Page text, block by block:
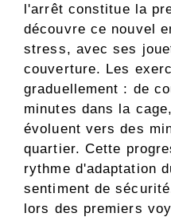
l'arrêt constitue la
découvre ce nouvel
stress, avec ses
couverture. Les
graduellement : de
minutes dans la
évoluent vers des
quartier. Cette
rythme d'adaptation
sentiment de
lors des premiers